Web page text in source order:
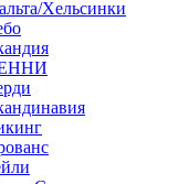
Хельсинки